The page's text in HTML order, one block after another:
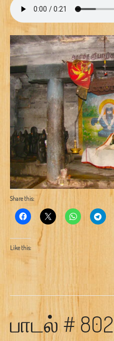
Share this:
Like this:
பாடல் # 802